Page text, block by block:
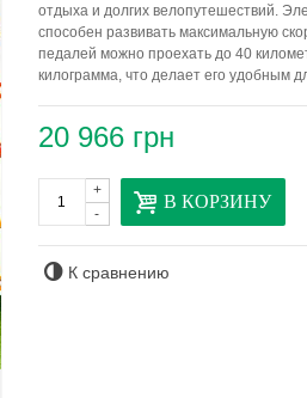
отдыха и долгих велопутешествий.
способен развивать максимальную
педалей можно проехать до 40
килограмма, что делает его удобным
20 966 грн
-
+ В КОРЗИНУ
К сравнению